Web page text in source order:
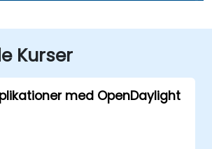
Kurser
med OpenDaylight